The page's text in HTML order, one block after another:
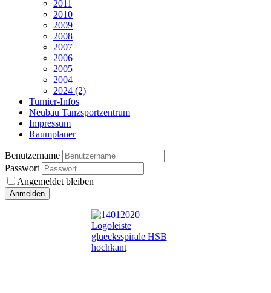
2011
2010
2009
2008
2007
2006
2005
2004
2024 (2)
Turnier-Infos
Neubau Tanzsportzentrum
Impressum
Raumplaner
Benutzername
Passwort
Angemeldet bleiben